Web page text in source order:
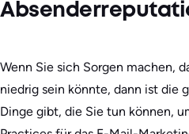
Wenn Sie sich Sorgen machen,
niedrig sein könnte, dann ist die
Dinge gibt, die Sie tun können,